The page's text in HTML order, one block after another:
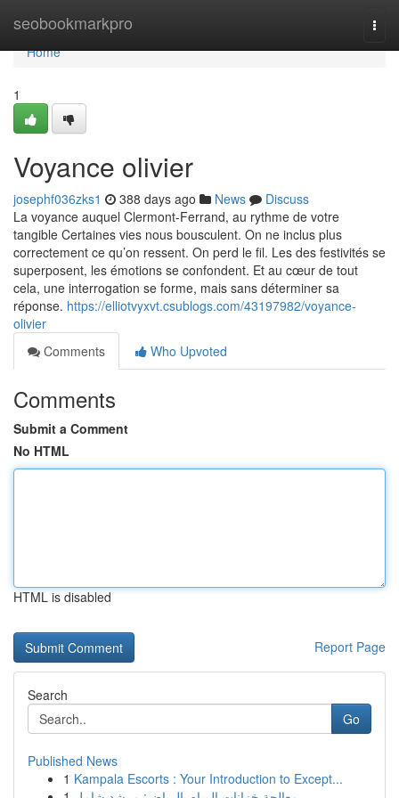
seobookmarkpro
Home
Home
1
Voyance olivier
josephf036zks1 388 days ago News
Discuss
La voyance auquel Clermont-Ferrand, au rythme de votre
tangible Certaines vies nous bousculent. On ne inclus plus
correctement ce qu’on ressent. On perd le fil. Les des festivités se
superposent, les émotions se confondent. Et au cœur de tout
cela, une interrogation se forme, mais sans déterminer sa
réponse. https://elliotvyxvt.csublogs.com/43197982/voyance-
olivier
Comments
Who Upvoted
Comments
Submit a Comment
No HTML
HTML is disabled
Report Page
Search
Go
Published News
1 Kampala Escorts : Your Introduction to Except...